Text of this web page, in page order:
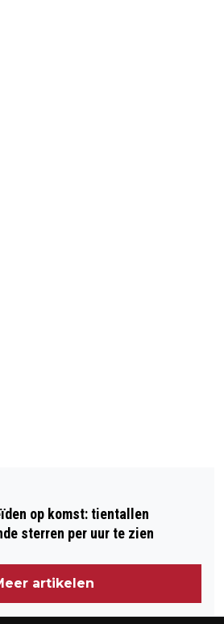
'HEFTIGER' DAN IN
A12 NA VONDST
op komst: tientallen
sterren per uur te zien
artikelen